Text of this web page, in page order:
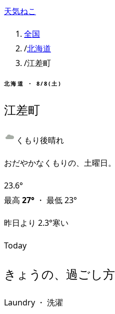
天気ねこ
全国
/北海道
/江差町
北海道 ・ 8/8(土)
江差町
くもり後晴れ
おだやかなくもりの、土曜日。
23.6°
最高 27° ・ 最低23°
昨日より 2.3°寒い
Today
きょうの、過ごし方
Laundry ・ 洗濯